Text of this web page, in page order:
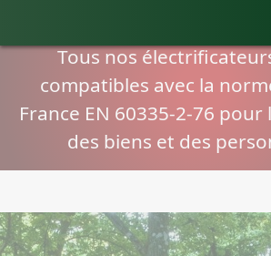
Tous nos
compatibles avec la
France EN 60335-2-76 pour
des biens et des